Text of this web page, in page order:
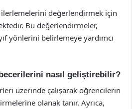
değerlendirmek için
Bu değerlendirmeler,
yönlerini belirlemeye yardımcı
nasıl geliştirebilir?
üzerinde çalışarak öğrencilerin
olanak tanır. Ayrıca,